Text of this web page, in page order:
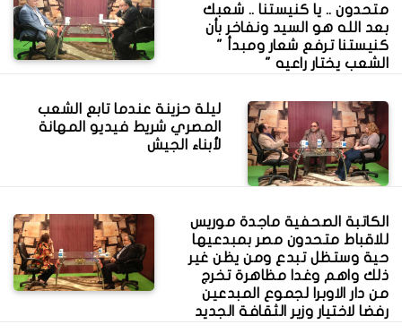
متحدون .. يا كنيستنا .. شعبك
بعد الله هو السيد ونفاخر بأن
كنيستنا ترفع شعار ومبدأ "
الشعب يختار راعيه "
ليلة حزينة عندما تابع الشعب
المصري شريط فيديو المهانة
لأبناء الجيش
الكاتبة الصحفية ماجدة موريس
للاقباط متحدون مصر بمبدعيها
حية وستظل تبدع ومن يظن غير
ذلك واهم وغدا مظاهرة تخرج
من دار الاوبرا لجموع المبدعين
رفضا لاختيار وزير الثقافة الجديد